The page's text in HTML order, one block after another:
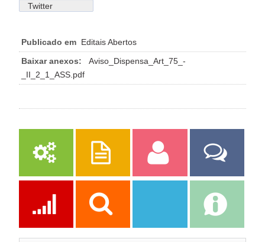
Twitter
Publicado em Editais Abertos
Baixar anexos:
Aviso_Dispensa_Art_75_-
_II_2_1_ASS.pdf
Serviços Publicações Servidor
Fale Com a
Prefeitura